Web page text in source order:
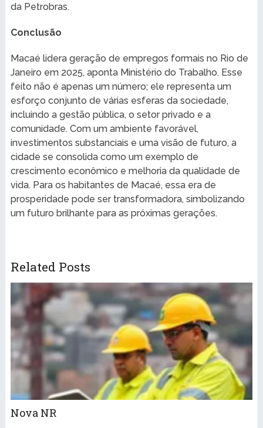
da Petrobras.
Conclusão
Macaé lidera geração de empregos formais no Rio de
Janeiro em 2025, aponta Ministério do Trabalho. Esse
feito não é apenas um número; ele representa um
esforço conjunto de várias esferas da sociedade,
incluindo a gestão pública, o setor privado e a
comunidade. Com um ambiente favorável,
investimentos substanciais e uma visão de futuro, a
cidade se consolida como um exemplo de
crescimento econômico e melhoria da qualidade de
vida. Para os habitantes de Macaé, essa era de
prosperidade pode ser transformadora, simbolizando
um futuro brilhante para as próximas gerações.
Related Posts
Nova NR